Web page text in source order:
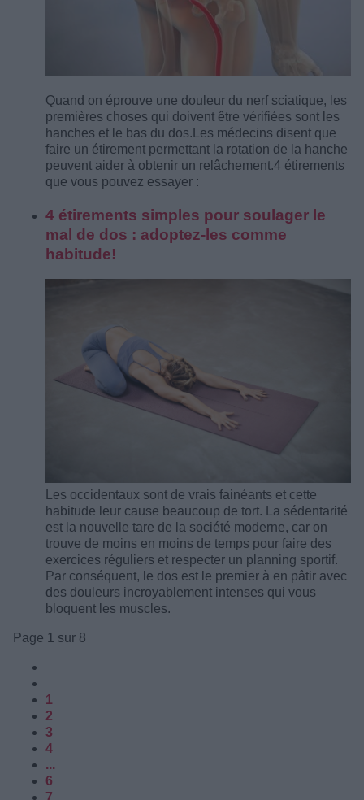
Quand on éprouve une douleur du nerf sciatique, les
premières choses qui doivent être vérifiées sont les
hanches et le bas du dos. Les médecins disent que
faire un étirement permettant la rotation de la hanche
peuvent aider à obtenir un relâchement.4 étirements
que vous pouvez essayer :
4 étirements simples pour soulager le
mal de dos : adoptez-les comme
habitude!
Les occidentaux sont de vrais fainéants et cette
habitude leur cause beaucoup de tort. La sédentarité
est la nouvelle tare de la société moderne, car on
trouve de moins en moins de temps pour faire des
exercices réguliers et respecter un planning sportif.
Par conséquent, le dos est le premier à en pâtir avec
des douleurs incroyablement intenses qui vous
bloquent les muscles.
Page 1 sur 8
1
2
3
4
...
6
7